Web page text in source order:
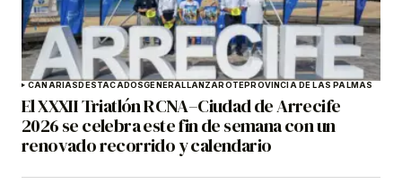
CANARIASDESTACADOSGENERALLANZAROTEPROVINCIA DE LAS PALMAS
El XXXII Triatlón RCNA–Ciudad de Arrecife
2026 se celebra este fin de semana con un
renovado recorrido y calendario